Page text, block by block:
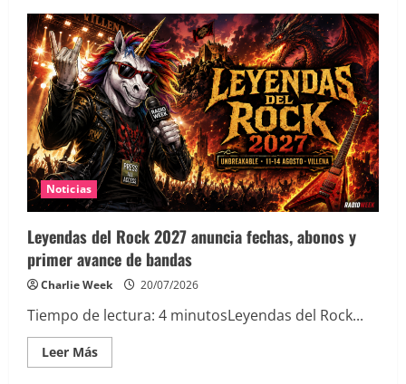
Un
año
sin
Ozzy
Osbourne:
su
último
concierto
y
despedida
Noticias
Leyendas del Rock 2027 anuncia fechas, abonos y
primer avance de bandas
Charlie Week 20/07/2026
Tiempo de lectura: 4 minutosLeyendas del Rock...
Leer MásLeer
más